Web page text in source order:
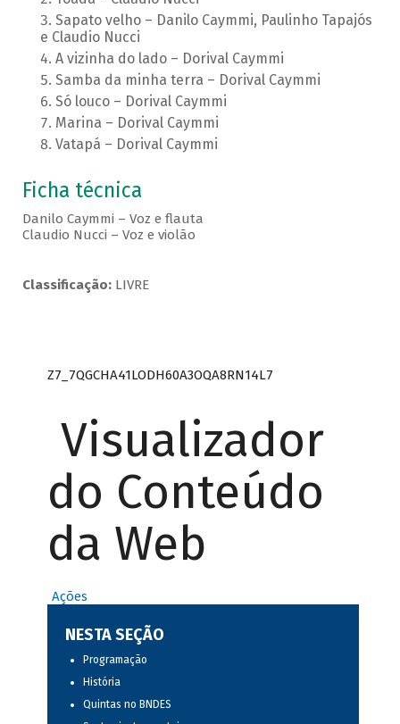
Sapato velho – Danilo Caymmi, Paulinho Tapajós
e Claudio Nucci
A vizinha do lado – Dorival Caymmi
Samba da minha terra – Dorival Caymmi
Só louco – Dorival Caymmi
Marina – Dorival Caymmi
Vatapá – Dorival Caymmi
Ficha técnica
Danilo Caymmi – Voz e flauta
Claudio Nucci – Voz e violão
Classificação:LIVRE
Z7_7QGCHA41LODH60A3OQA8RN14L7
Visualizador
do Conteúdo
da Web
Ações
NESTA SEÇÃO
Programação
História
Quintas no BNDES